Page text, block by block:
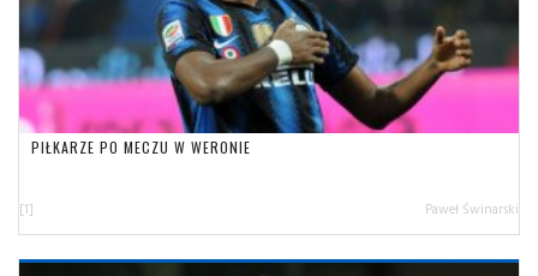
PIŁKARZE PO MECZU W WERONIE
[1] Paweł Świnarski